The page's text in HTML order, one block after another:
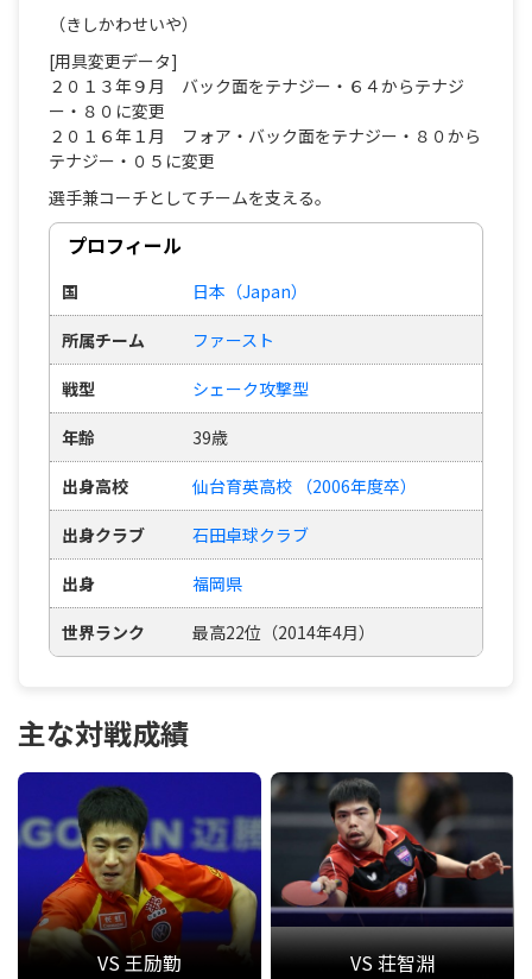
（きしかわせいや）
[用具変更データ]
２０１３年９月 バック面をテナジー・６４からテナジ
ー・８０に変更
２０１６年１月 フォア・バック面をテナジー・８０から
テナジー・０５に変更
選手兼コーチとしてチームを支える。
プロフィール
国 日本（Japan）
所属チーム ファースト
戦型 シェーク攻撃型
年齢 39歳
出身高校 仙台育英高校 （2006年度卒）
出身クラブ 石田卓球クラブ
出身 福岡県
世界ランク 最高22位（2014年4月）
主な対戦成績
VS 王励勤
VS 荘智淵